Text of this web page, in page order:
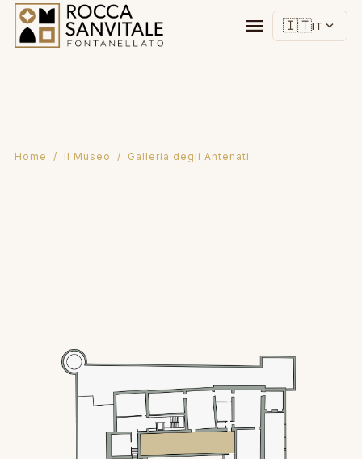
menu 🇮🇹IT expand_more
Home / Il Museo / Galleria degli Antenati
Galleria degli